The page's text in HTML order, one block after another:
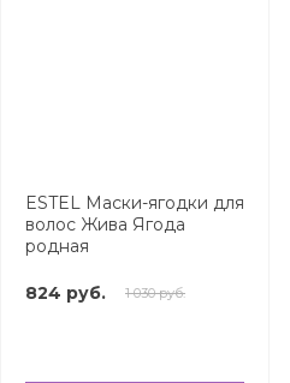
ESTEL Маски-ягодки для
волос Жива Ягода
родная
824 руб. 1 030 руб.